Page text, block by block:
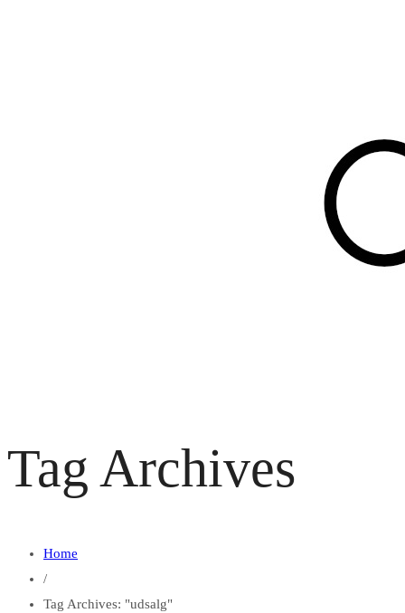
Tag Archives
Home
/
Tag Archives: "udsalg"